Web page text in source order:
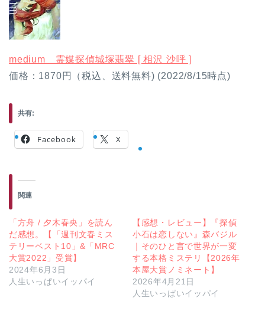
medium 霊媒探偵城塚翡翠 [ 相沢 沙呼 ]
価格：1870円（税込、送料無料) (2022/8/15時点)
共有:
Facebook X
関連
「方舟 / 夕木春央」を読ん
だ感想。【「週刊文春ミス
テリーベスト10」&「MRC
大賞2022」受賞】
2024年6月3日
人生いっぱいイッパイ
【感想・レビュー】『探偵
小石は恋しない』森バジル
｜そのひと言で世界が一変
する本格ミステリ【2026年
本屋大賞ノミネート】
2026年4月21日
人生いっぱいイッパイ